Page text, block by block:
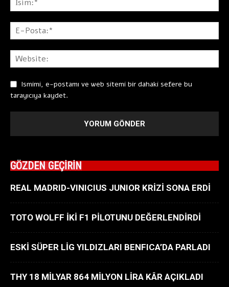
Ismimi, e-postamı ve web sitemi bir dahaki sefere bu
tarayıcıya kaydet.
GÖZDEN GEÇİRİN
REAL MADRID-VINICIUS JUNIOR KRİZİ SONA ERDİ
TOTO WOLFF İKİ F1 PİLOTUNU DEĞERLENDİRDİ
ESKİ SÜPER LİG YILDIZLARI BENFICA’DA PARLADI
THY 18 MİLYAR 864 MİLYON LİRA KÂR AÇIKLADI